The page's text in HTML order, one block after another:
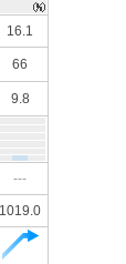
16.1
66
9.8
---
1019.0